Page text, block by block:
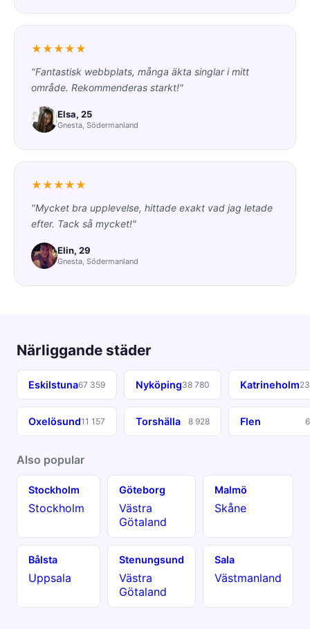
★★★★★
"Fantastisk webbplats, många äkta singlar i mitt
område. Rekommenderas starkt!"
Elsa, 25
Gnesta, Södermanland
★★★★★
"Mycket bra upplevelse, hittade exakt vad jag letade
efter. Tack så mycket!"
Elin, 29
Gnesta, Södermanland
Närliggande städer
Eskilstuna67 359 Nyköping38 780 Katrineholm
Oxelösund11 157 Torshälla 8 928 Flen
Also popular
Stockholm
Stockholm
Göteborg
Västra
Götaland
Malmö
Skåne
Bålsta
Uppsala
Stenungsund
Västra
Götaland
Sala
Västmanland